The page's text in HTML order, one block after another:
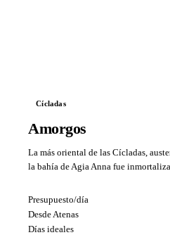
Cícladas
Amorgos
La más oriental de las Cícladas,
la bahía de Agia Anna fue
Presupuesto/día
Desde Atenas
Días ideales